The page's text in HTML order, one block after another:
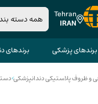
Tehran
IRAN
برندهای پزشکی برندهای
و ظروف پلاستیکی دندانپزشکی>